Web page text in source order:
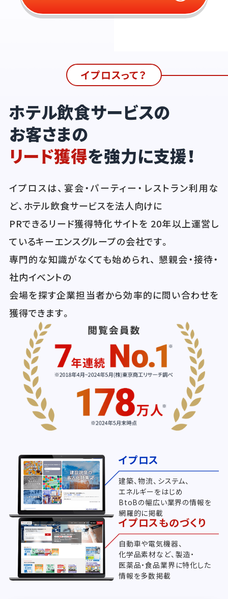
イプロスって？
ホテル飲食サービスの
お客さまの
リード獲得を強力に支援！
イプロスは、宴会・パーティー・レストラン利用な
ど、ホテル飲食サービスを法人向けに
PRできるリード獲得特化サイトを 20年以上運営し
ているキーエンスグループの会社です。
専門的な知識がなくても始められ、 懇親会・接待・
社内イベントの
会場を探す企業担当者から効率的に問い合わせを
獲得できます。
イプロス
建築、物流、システム、
エネルギーをはじめ
BtoBの幅広い業界の情報を
網羅的に掲載
イプロスものづくり
自動車や電気機器、
化学品素材など、製造・
医薬品・食品業界に特化した
情報を多数掲載